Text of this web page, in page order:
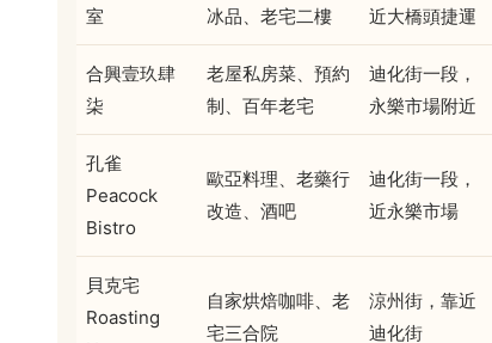
室
冰品、老宅二樓
近大橋頭捷運
合興壹玖肆
柒
老屋私房菜、預約
制、百年老宅
迪化街一段，
永樂市場附近
孔雀
Peacock
Bistro
歐亞料理、老藥行
改造、酒吧
迪化街一段，
近永樂市場
貝克宅
Roasting
自家烘焙咖啡、老
宅三合院
涼州街，靠近
迪化街